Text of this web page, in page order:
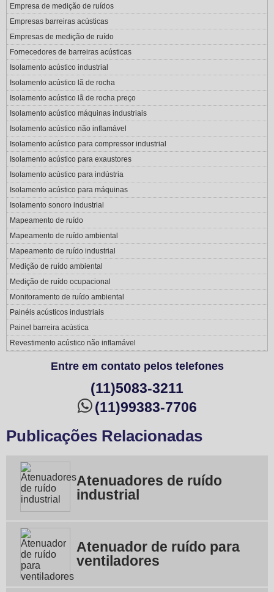
Empresa de medição de ruídos
Empresas barreiras acústicas
Empresas de medição de ruído
Fornecedores de barreiras acústicas
Isolamento acústico industrial
Isolamento acústico lã de rocha
Isolamento acústico lã de rocha preço
Isolamento acústico máquinas industriais
Isolamento acústico não inflamável
Isolamento acústico para compressor industrial
Isolamento acústico para exaustores
Isolamento acústico para indústria
Isolamento acústico para máquinas
Isolamento sonoro industrial
Mapeamento de ruído
Mapeamento de ruído ambiental
Mapeamento de ruído industrial
Medição de ruído ambiental
Medição de ruído ocupacional
Monitoramento de ruído ambiental
Painéis acústicos industriais
Painel barreira acústica
Revestimento acústico não inflamável
Entre em contato pelos telefones
(11)5083-3211
(11)99383-7706
Publicações Relacionadas
Atenuadores de ruído
industrial
Atenuador de ruído para
ventiladores